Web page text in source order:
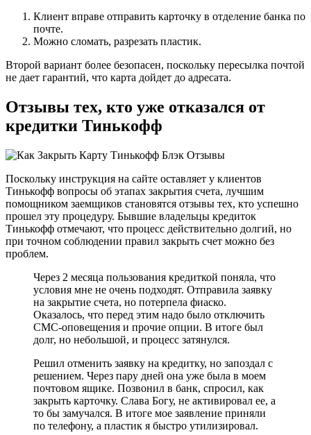
Клиент вправе отправить карточку в отделение банка по
почте.
Можно сломать, разрезать пластик.
Второй вариант более безопасен, поскольку пересылка почтой
не дает гарантий, что карта дойдет до адресата.
Отзывы тех, кто уже отказался от
кредитки Тинькофф
Поскольку инструкция на сайте оставляет у клиентов
Тинькофф вопросы об этапах закрытия счета, лучшим
помощником заемщиков становятся отзывы тех, кто успешно
прошел эту процедуру. Бывшие владельцы кредиток
Тинькофф отмечают, что процесс действительно долгий, но
при точном соблюдении правил закрыть счет можно без
проблем.
Через 2 месяца пользования кредиткой поняла, что
условия мне не очень подходят. Отправила заявку
на закрытие счета, но потерпела фиаско.
Оказалось, что перед этим надо было отключить
СМС-оповещения и прочие опции. В итоге был
долг, но небольшой, и процесс затянулся.
Решил отменить заявку на кредитку, но запоздал с
решением. Через пару дней она уже была в моем
почтовом ящике. Позвонил в банк, спросил, как
закрыть карточку. Слава Богу, не активировал ее, а
то бы замучался. В итоге мое заявление приняли
по телефону, а пластик я быстро утилизировал.